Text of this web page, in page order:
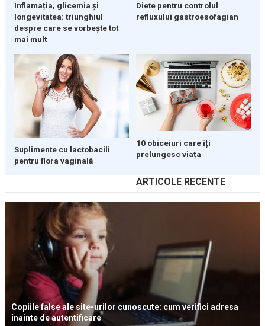
Inflamația, glicemia și
longevitatea: triunghiul
despre care se vorbește tot
mai mult
Diete pentru controlul
refluxului gastroesofagian
Suplimente cu lactobacili
pentru flora vaginală
10 obiceiuri care îți
prelungesc viața
ARTICOLE RECENTE
Copiile false ale site-urilor cunoscute: cum verifici adresa
înainte de autentificare